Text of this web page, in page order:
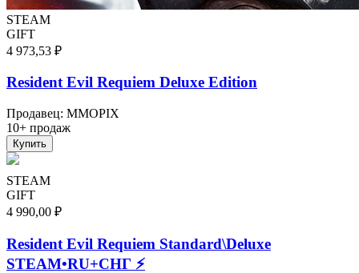
STEAM
GIFT
4 973,53 ₽
Resident Evil Requiem Deluxe Edition
Продавец: MMOPIX
10+ продаж
Купить
STEAM
GIFT
4 990,00 ₽
Resident Evil Requiem Standard\Deluxe
STEAM•RU+СНГ ⚡️